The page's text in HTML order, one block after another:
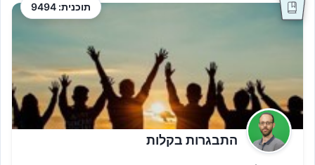
תוכנית: 9494
התבגרות בקלות